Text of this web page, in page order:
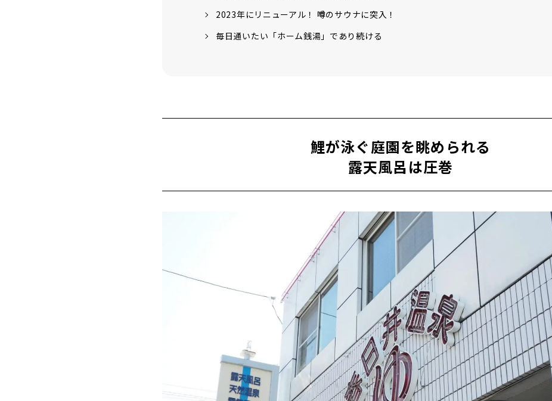
2023年にリニューアル！ 噂のサウナに突入！
毎日通いたい「ホーム銭湯」であり続ける
鯉が泳ぐ庭園を眺められる
露天風呂は圧巻